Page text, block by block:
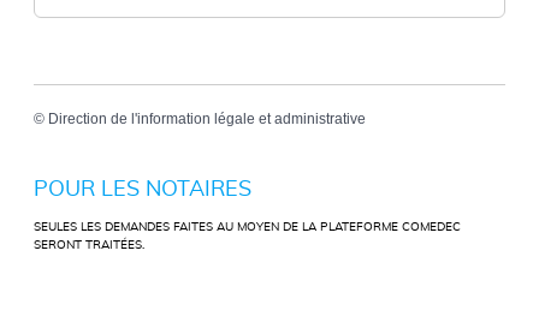
© Direction de l'information légale et administrative
POUR LES NOTAIRES
SEULES LES DEMANDES FAITES AU MOYEN DE LA PLATEFORME COMEDEC
SERONT TRAITÉES.